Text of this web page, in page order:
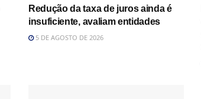
Redução da taxa de juros ainda é
insuficiente, avaliam entidades
5 DE AGOSTO DE 2026